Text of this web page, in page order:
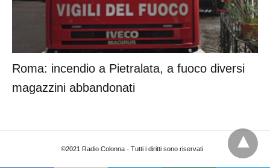
Roma: incendio a Pietralata, a fuoco diversi
magazzini abbandonati